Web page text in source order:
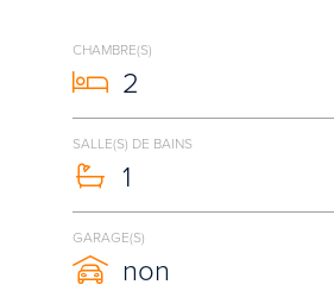
CHAMBRE(S)
2
SALLE(S) DE BAINS
1
GARAGE(S)
non